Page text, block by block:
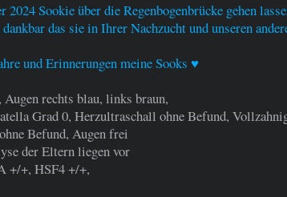
Sookie über die Regenbogenbrücke gehen
das sie in Ihrer Nachzucht und unseren
und Erinnerungen meine Sooks ♥
rechts blau, links braun,
Grad 0, Herzultraschall ohne Befund,
Befund, Augen frei
der Eltern liegen vor
+/+, HSF4 +/+,